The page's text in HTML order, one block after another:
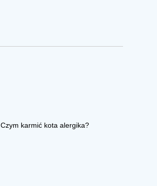
Czym karmić kota alergika?